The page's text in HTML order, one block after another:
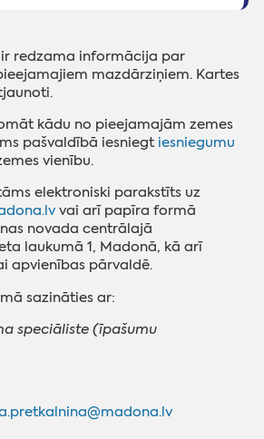
redzama informācija par
mazdārziņiem. Kartes
kādu no pieejamajām zemes
pašvaldībā iesniegtiesniegumu
vienību.
elektroniski parakstīts uz
vai arī papīra formā
novada centrālajā
laukumā 1, Madonā, kā arī
apvienības pārvaldē.
sazināties ar:
speciāliste (īpašumu